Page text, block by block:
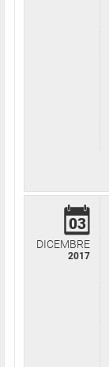
03
DICEMBRE
2017